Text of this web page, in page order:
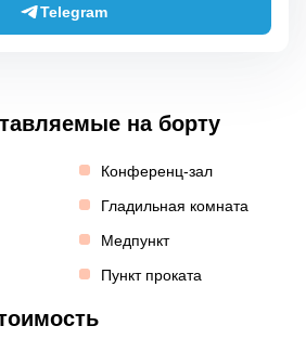
Telegram
на борту
Конференц-зал
Гладильная комната
Медпункт
Пункт проката